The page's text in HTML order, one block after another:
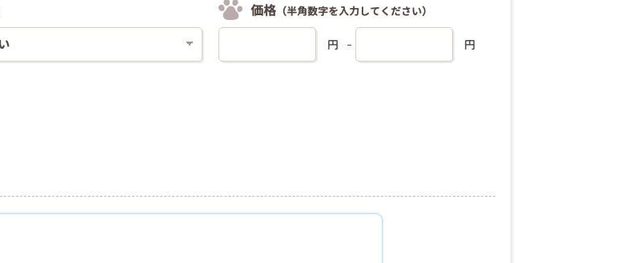
価格 （半角数字を入力してください）
円 円